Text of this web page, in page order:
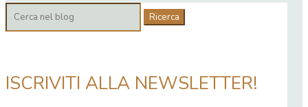
Cerca:
ISCRIVITI ALLA NEWSLETTER!